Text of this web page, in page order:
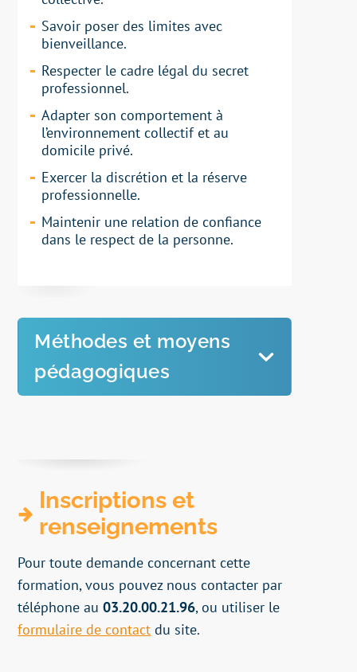
Savoir poser des limites avec
bienveillance.
Respecter lecadre légal du secret
professionnel.
Adapter son comportement à
l’environnement collectifet au
domicile privé.
Exercer ladiscrétion et la réserve
professionnelle.
Maintenir une relation de confiance
dans le respect de la personne.
Méthodes et moyens
pédagogiques
stagiaires.
Vidéo projecteur, ordinateur portable,
ressources multimédias.
Évaluation des acquisà l’entrée et en
fin de formation.
Évaluation de lasatisfaction.
Remise d’uneattestationde fin de
Inscriptions et
renseignements
Pour toute demande concernant cette
formation, vous pouvez nous contacter par
téléphone au03.20.00.21.96, ou utiliser le
formulaire de contact du site.